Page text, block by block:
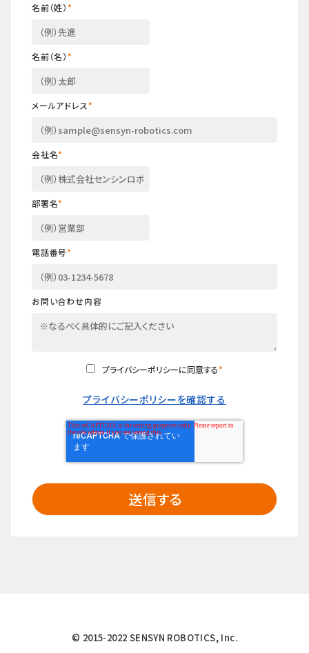
名前（姓）*
名前（名）*
メールアドレス*
会社名*
部署名*
電話番号*
お問い合わせ内容
プライバシーポリシーに同意する*
プライバシーポリシーを確認する
© 2015-2022 SENSYN ROBOTICS, Inc.